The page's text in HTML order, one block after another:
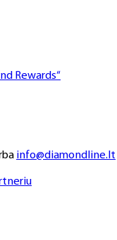
Rewards“
info@diamondline.lt